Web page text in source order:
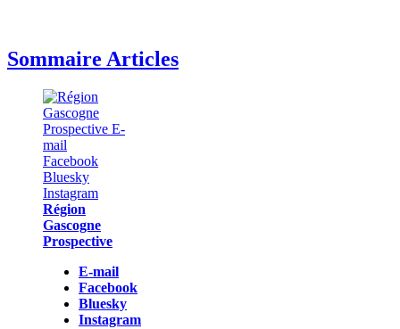
Sommaire Articles
Région
Gascogne
Prospective
E-mail
Facebook
Bluesky
Instagram